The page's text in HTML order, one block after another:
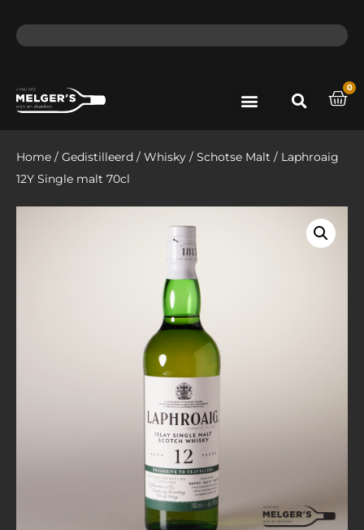
0
Home / Gedistilleerd / Whisky / Schotse Malt / Laphroaig
12Y Single malt 70cl